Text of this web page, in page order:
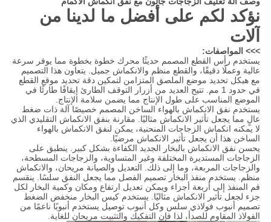
نؤكد لكم على أفضل ما لدينا من
آلات
>>> المواصفات:
يستخدم رأس القطع المصمم حديثًا محرك خطوة بخطوة مما يوفر سرعة
عالية وعملًا دقيقًا، والقطع منظم والانكماش جميل. يتعاون هذا التصميم
مع هيكل تحديد موضع الملصق المتزامن لتمكين دقة تحديد موقع القطع
في حدود 1 مم. تتيح العديد من أزرار التوقف الطارئ إيقافًا طارئًا في
الموضع المناسب على طول الإنتاج مما يضمن سلامة الإنتاج.
يستخدم نفق الانكماش بالهواء الساخن المصمم خصيصًا آلة ذات ضغط
عالٍ مما يجعل تأثير الانكماش مثاليًا. مقارنة بنفق الانكماش التقليدي الذي
لا يمكنه انكماش الزجاجات المنحنية، يمكن لنفق الانكماش بالهواء
الساخن هذا أن يجعل تأثير الانكماش مرضيًا.
يحسن نفق الانكماش بالبخار الجديد الكفاءة بشكل كبير. ينطبق على
الزجاجات المستديرة المختلفة وغير المتساوية، والزجاجات المسطحة،
والزجاجات المربعة، وما إلى ذلك. التعديل والصيانة مريحان، والانكماش
منظم. يستخدم منفذ البخار تصميم الفصل مما يجعل النفق سلسًا. ينقسم
فم المنفذ إلى أربعة أجزاء ويمكن تعديل ارتفاع ومكان وكمية البخار لكل
جزء لجعل تأثير الانكماش مثاليًا. يستخدم كيس البخار منخفض الضغط
تصميم أنبوب فولاذي سلس وكل أنبوب توصيل يستخدم أنبوبًا ناعمًا من
الفولاذ المقاوم للصدأ، لذا فإن التفكيك والتثبيت مريحان للغاية.